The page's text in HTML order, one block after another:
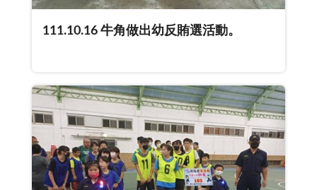
111.10.16 牛角做出幼反賄選活動。